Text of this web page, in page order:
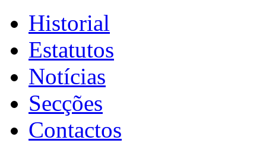
Historial
Estatutos
Notícias
Secções
Contactos